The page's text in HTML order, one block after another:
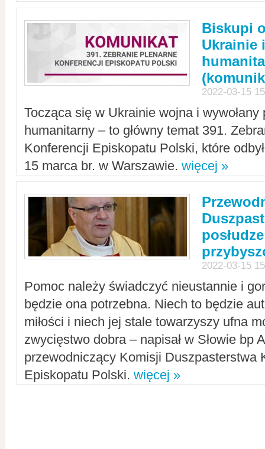
Biskupi
Ukrainie
2022-03-15
Tocząca się w Ukrainie wojna i
humanitarny – to główny temat 391.
Konferencji Episkopatu Polski, które
15 marca br. w Warszawie. więcej »
2022-03-15
Pomoc należy świadczyć nieustannie i
będzie ona potrzebna. Niech to będzie
miłości i niech jej stale towarzyszy ufna
zwycięstwo dobra – napisał w Słowie bp
przewodniczący Komisji Duszpasterstwa
Episkopatu Polski. więcej »